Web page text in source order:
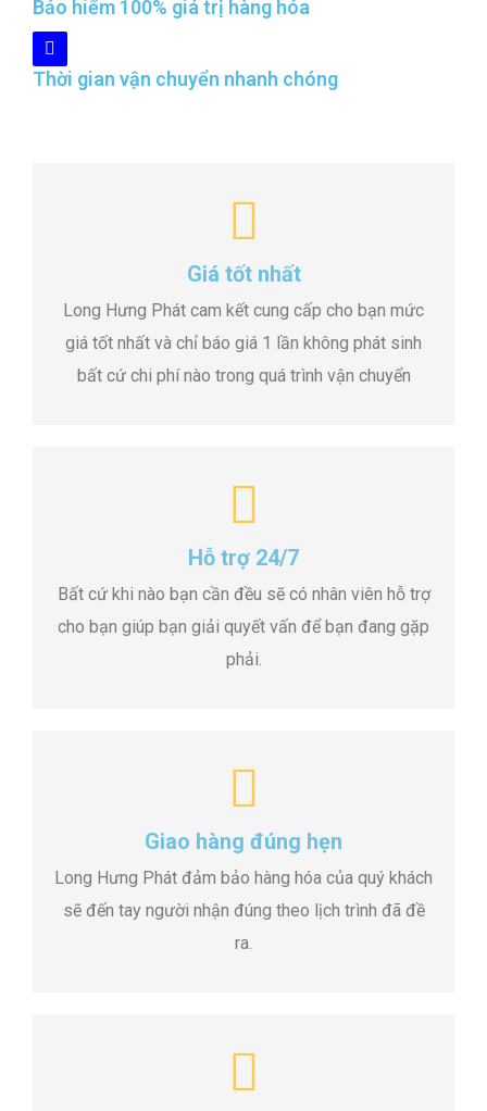
Bảo hiểm 100% giá trị hàng hóa
Thời gian vận chuyển nhanh chóng
Giá tốt nhất
Long Hưng Phát cam kết cung cấp cho bạn mức
giá tốt nhất và chỉ báo giá 1 lần không phát sinh
bất cứ chi phí nào trong quá trình vận chuyển
Hỗ trợ 24/7
Bất cứ khi nào bạn cần đều sẽ có nhân viên hỗ trợ
cho bạn giúp bạn giải quyết vấn để bạn đang gặp
phải.
Giao hàng đúng hẹn
Long Hưng Phát đảm bảo hàng hóa của quý khách
sẽ đến tay người nhận đúng theo lịch trình đã đề
ra.